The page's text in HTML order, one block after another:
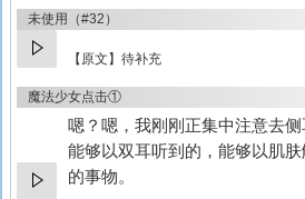
未使用（#32）
【原文】待补充
魔法少女点击①
嗯？嗯，我刚刚正集中注意去
能够以双耳听到的，能够以肌
的事物。